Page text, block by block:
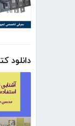
دانلود